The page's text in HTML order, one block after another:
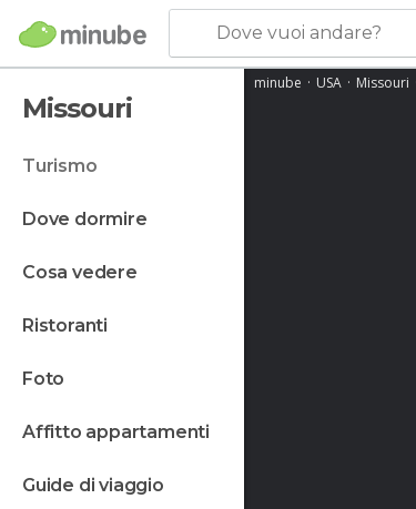
Dove vuoi andare?
Missouri
turismo
dove dormire
cosa vedere
ristoranti
foto
affitto appartamenti
guide di viaggio
minube USA Missouri